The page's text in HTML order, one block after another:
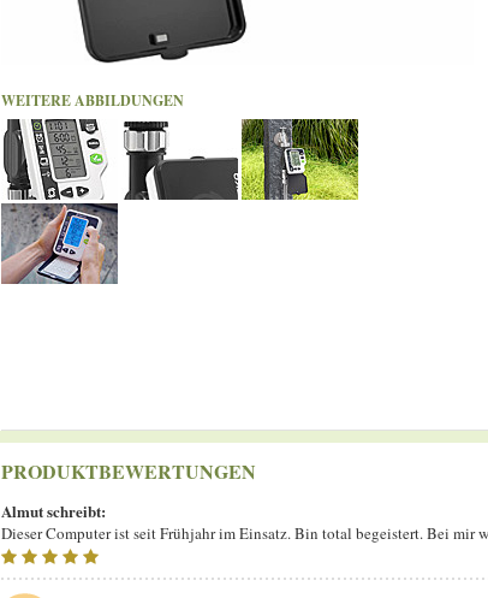
WEITERE ABBILDUNGEN
PRODUKTBEWERTUNGEN
Almutschreibt:
Dieser Computer ist seit Frühjahr im Einsatz. Bin total begeistert. Bei mir